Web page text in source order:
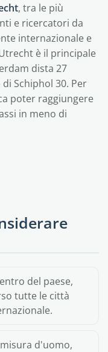
, tra le più
e ricercatori da
internazionale e
è il principale
dista 27
Schiphol 30. Per
poter raggiungere
in meno di
del paese,
tutte le città
d'uomo,